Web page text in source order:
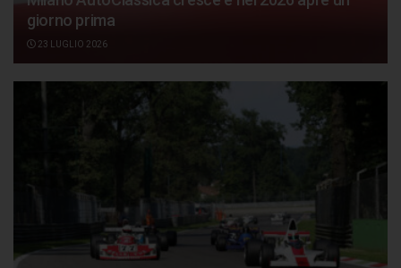
giorno prima
23 LUGLIO 2026